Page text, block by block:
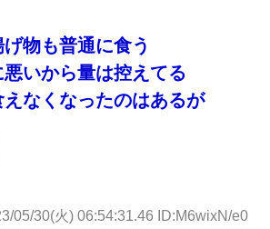
物も普通に食う
いから量は控えてる
なくなったのはあるが
05/30(火) 06:54:31.46 ID:M6wixN/e0